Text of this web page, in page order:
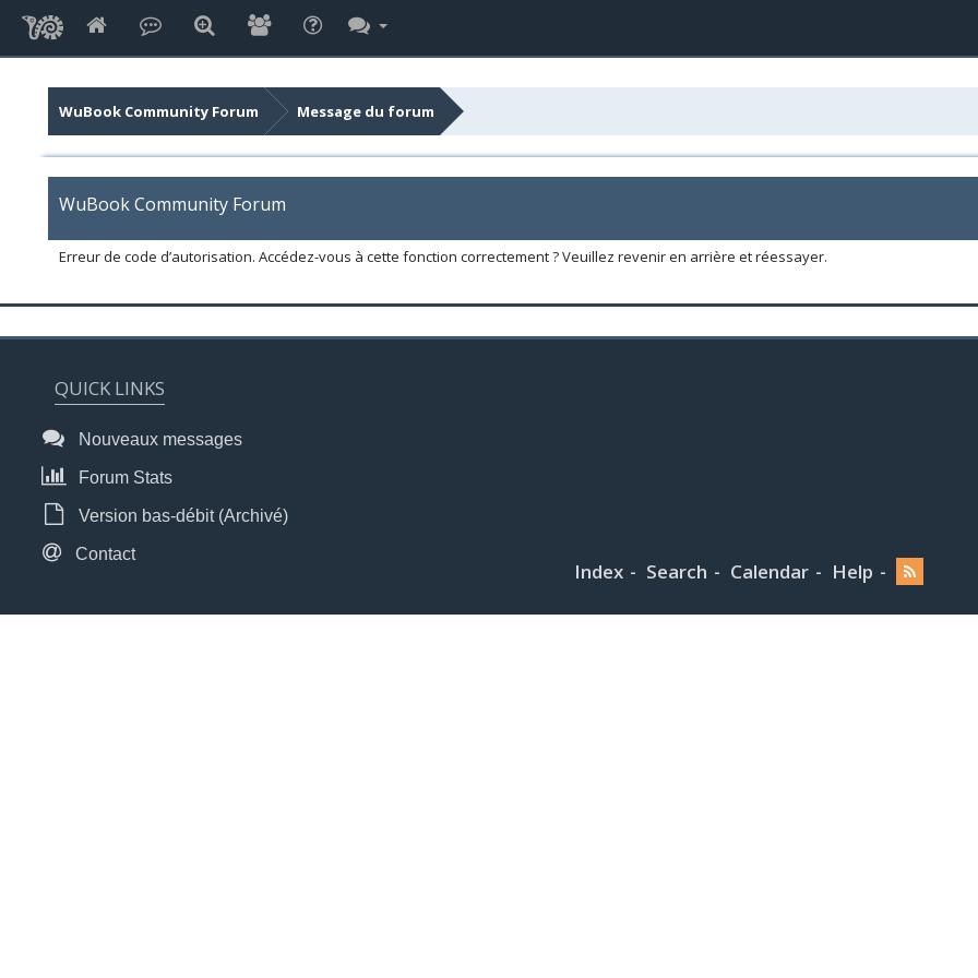
WuBook Community Forum Message du forum
WuBook Community Forum
Erreur de code d’autorisation. Accédez-vous à cette fonction correctement ? Veuillez revenir en arrière et réessayer.
QUICK LINKS
Nouveaux messages
Forum Stats
Version bas-débit (Archivé)
Contact
Index Search Calendar Help